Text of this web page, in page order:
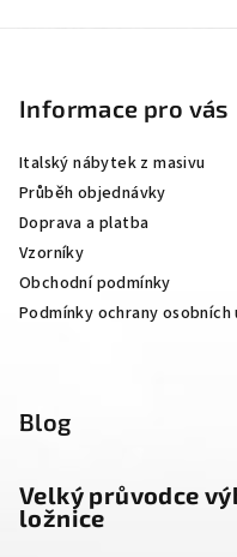
Informace pro vás
Italský nábytek z masivu
Průběh objednávky
Doprava a platba
Vzorníky
Obchodní podmínky
Podmínky ochrany osobních
Blog
Velký průvodce
ložnice